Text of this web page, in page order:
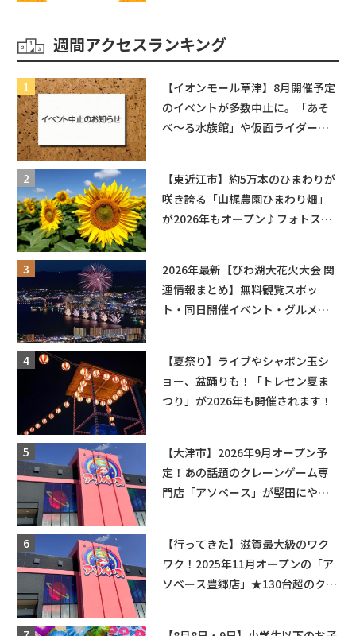
週間アクセスランキング
【イオンモール草津】8月開催予定
のイベントが多数中止に。「あそ
べ〜る水族館」や仮面ライダーシ
【東近江市】約5万本のひまわりが
咲き誇る「山梶農園ひまわり畑」
が2026年もオープン♪フォトスポ
2026年最新【びわ湖大花火大会 関
連情報まとめ】無料観覧スポッ
ト・同日開催イベント・グルメマ
【夏祭り】ライブやシャボン玉シ
ョー、盆踊りも！「トレセン夏ま
つり」が2026年も開催されます！
【大津市】2026年9月オープン予
定！あの話題のクレーンゲーム専
門店「アソベース」が堅田にやっ
【行ってきた】滋賀最大級のワク
ワク！2025年11月オープンの「ア
ソベース豊郷店」★130台超のクレ